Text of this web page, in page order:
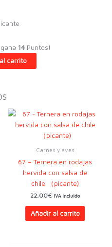
14 Puntos!
carrito
Carnes y aves
67 – Ternera en rodajas
hervida con salsa de
chile （picante)
22,00€ IVA incluido
Añadir al carrito